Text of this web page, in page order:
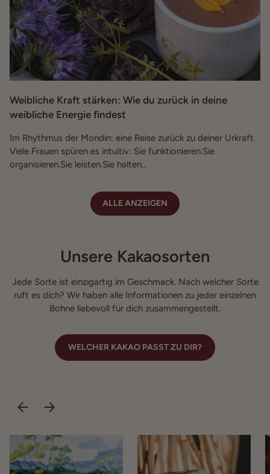
Weibliche Kraft stärken: Wie du zurück in deine
weibliche Energie findest
Im Rhythmus der Mondin: eine Reise zurück zu deiner Urkraft
Viele Frauen spüren es intuitiv: Sie funktionieren.Sie
organisieren.Sie leisten.Sie halten...
ALLE ANZEIGEN
Unsere Kakaosorten
Jede Sorte ist einzigartig im Geschmack. Nach welcher Sorte
ruft es dich? Wir haben alle Informationen zu jeder einzelnen
Bohne liebevoll für dich zusammengestellt.
WELCHER KAKAO PASST ZU DIR?